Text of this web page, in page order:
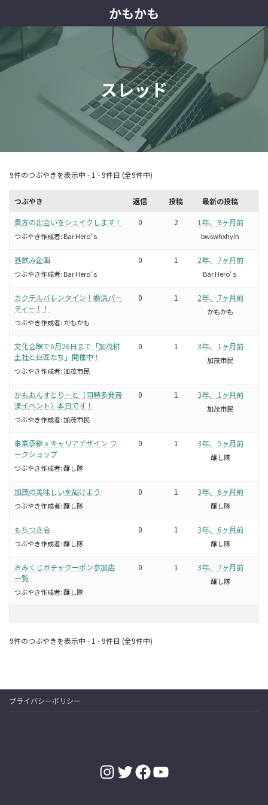
テ
ツ
へ
ゲ
シ
ョ
かもかも
スレッド
9件のつぶやきを表示中 - 1 - 9件目 (全9件中)
つぶやき 返信 投稿 最新の投稿
貴方の出会いをシェイクします！
つぶやき作成者: Bar Hero‘ｓ
0 2 1年、 9ヶ月前
bwswhxhyih
昼飲み企画
つぶやき作成者: Bar Hero‘ｓ
0 1 2年、 7ヶ月前
Bar Hero‘ｓ
カクテルバレンタイン！婚活パー
ティー！！
つぶやき作成者: かもかも
0 1 2年、 7ヶ月前
かもかも
文化会館で6月26日まで「加茂耕
土社と巨匠たち」開催中！
つぶやき作成者:加茂市民
0 1 3年、 1ヶ月前
加茂市民
かもおんすとりーと（同時多発音
楽イベント）本日です！
つぶやき作成者:加茂市民
0 1 3年、 1ヶ月前
加茂市民
事業承継ｘキャリアデザイン ワ
ークショップ
つぶやき作成者:醸し隊
0 1 3年、 5ヶ月前
醸し隊
加茂の美味しいを届けよう
つぶやき作成者:醸し隊
0 1 3年、 6ヶ月前
醸し隊
もちつき会
つぶやき作成者:醸し隊
0 1 3年、 6ヶ月前
醸し隊
おみくじガチャクーポン参加店
一覧
つぶやき作成者:醸し隊
0 1 3年、 7ヶ月前
醸し隊
9件のつぶやきを表示中 - 1 - 9件目 (全9件中)
プライバシーポリシー
Instagram
Twitter
Facebook
YouTube